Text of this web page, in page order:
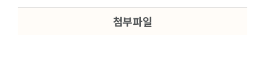
첨부파일